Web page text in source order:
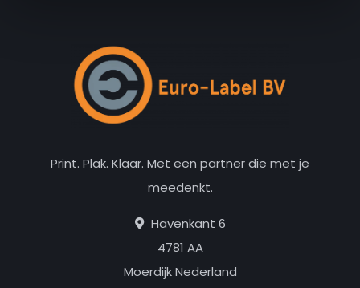
Print. Plak. Klaar. Met een partner die met je
meedenkt.
Havenkant 6
4781 AA
Moerdijk Nederland